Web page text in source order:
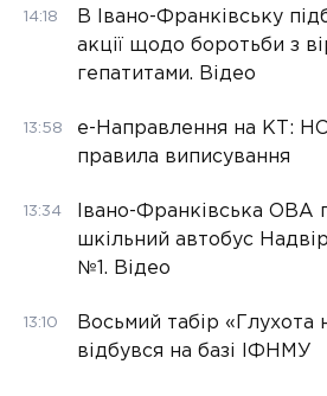
14:18
В Івано-Франківську
акції щодо боротьби з
гепатитами. Відео
13:58
е-Направлення на КТ:
правила виписування
13:34
Івано-Франківська ОВА
шкільний автобус
№1. Відео
13:10
Восьмий табір «Глухота
відбувся на базі ІФНМУ